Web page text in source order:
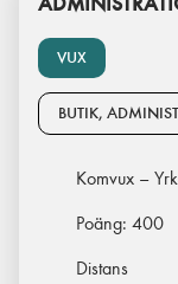
VUX
BUTIK,
Komvux –
Poäng: 400
Distans